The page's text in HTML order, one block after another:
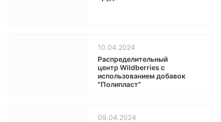
10.04.2024
Распределительный
центр Wildberries с
использованием добавок
"Полипласт"
09.04.2024